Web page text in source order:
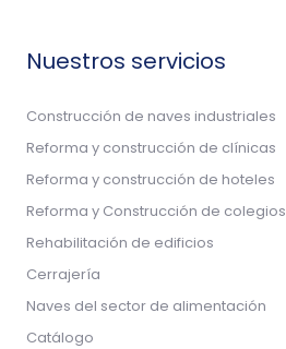
Nuestros servicios
Construcción de naves industriales
Reforma y construcción de clínicas
Reforma y construcción de hoteles
Reforma y Construcción de colegios
Rehabilitación de edificios
Cerrajería
Naves del sector de alimentación
Catálogo